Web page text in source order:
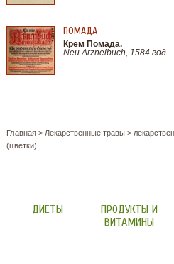
ПОМАДА
Крем Помада.
Neu Arzneibuch, 1584 год.
Главная > Лекарственные травы >
(цветки)
ДИЕТЫ
ПРОДУКТЫ И
ВИТАМИНЫ